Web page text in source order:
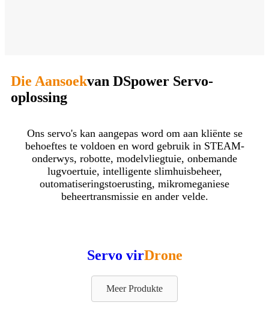
Die Aansoekvan DSpower Servo-
oplossing
Ons servo's kan aangepas word om aan kliënte se
behoeftes te voldoen en word gebruik in STEAM-
onderwys, robotte, modelvliegtuie, onbemande
lugvoertuie, intelligente slimhuisbeheer,
outomatiseringstoerusting, mikromeganiese
beheertransmissie en ander velde.
Servo virDrone
Meer Produkte